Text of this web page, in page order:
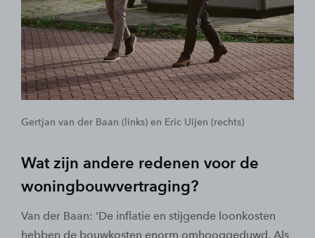
Gertjan van der Baan (links) en Eric Uijen (rechts)
Wat zijn andere redenen voor de
woningbouwvertraging?
Van der Baan: ‘De inflatie en stijgende loonkosten
hebben de bouwkosten enorm omhooggeduwd. Als